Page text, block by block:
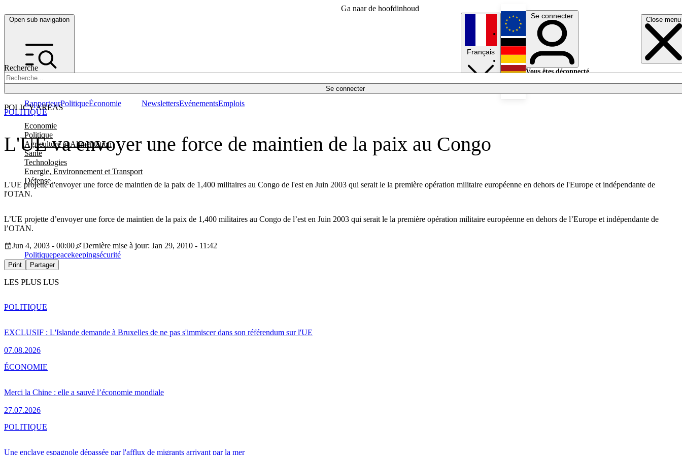
Ga naar de hoofdinhoud
Open sub navigation Close menu
Recherche
Se connecter
POLICY AREAS
Economie
Politique
Agriculture et Alimentation
Santé
Technologies
Energie, Environnement et Transport
Défense
RapporteurPolitiqueÉconomie NewslettersEvénementsEmplois
Français
English
Deutsch
Se connecter
Vous êtes déconnecté.
L'UE va envoyer une force de maintien de la paix au Congo
L'UE projette d'envoyer une force de maintien de la paix de 1,400 militaires au Congo de l'est en Juin 2003 qui serait le la première opération militaire européenne en dehors de l'Europe et indépendante de
l'OTAN.
POLITIQUE
L’UE projette d’envoyer une force de maintien de la paix de 1,400 militaires au Congo de l’est en Juin 2003 qui serait le la première opération militaire européenne en dehors de l’Europe et indépendante de
l’OTAN.
Jun 4, 2003 - 00:00
Dernière mise à jour: Jan 29, 2010 - 11:42
Politiquepeacekeepingsécurité
Print Partager
LES PLUS LUS
EXCLUSIF : L'Islande demande à Bruxelles de ne pas s'immiscer dans son référendum sur l'UE
07.08.2026
POLITIQUE
Merci la Chine : elle a sauvé l’économie mondiale
27.07.2026
ÉCONOMIE
Une enclave espagnole dépassée par l'afflux de migrants arrivant par la mer
POLITIQUE